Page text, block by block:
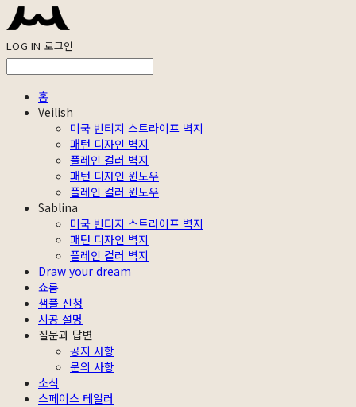
LOG IN 로그인
홈
Veilish
미국 빈티지 스트라이프 벽지
패턴 디자인 벽지
플레인 컬러 벽지
패턴 디자인 윈도우
플레인 컬러 윈도우
Sablina
미국 빈티지 스트라이프 벽지
패턴 디자인 벽지
플레인 컬러 벽지
Draw your dream
쇼룸
샘플 신청
시공 설명
질문과 답변
공지 사항
문의 사항
소식
스페이스 테일러